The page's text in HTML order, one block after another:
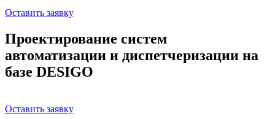
Оставить заявку
Проектирование систем
автоматизации и диспетчеризации на
базе DESIGO
Оставить заявку